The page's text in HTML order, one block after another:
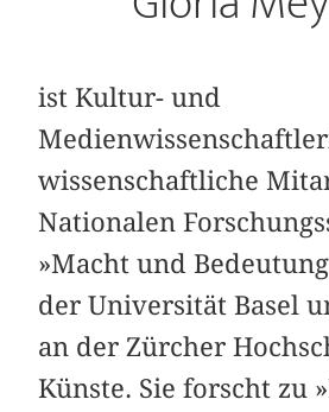
ist Kultur- und
wissenschaftliche
Nationalen
»Macht und
der Universität Basel
an der Zürcher
Künste. Sie forscht zu